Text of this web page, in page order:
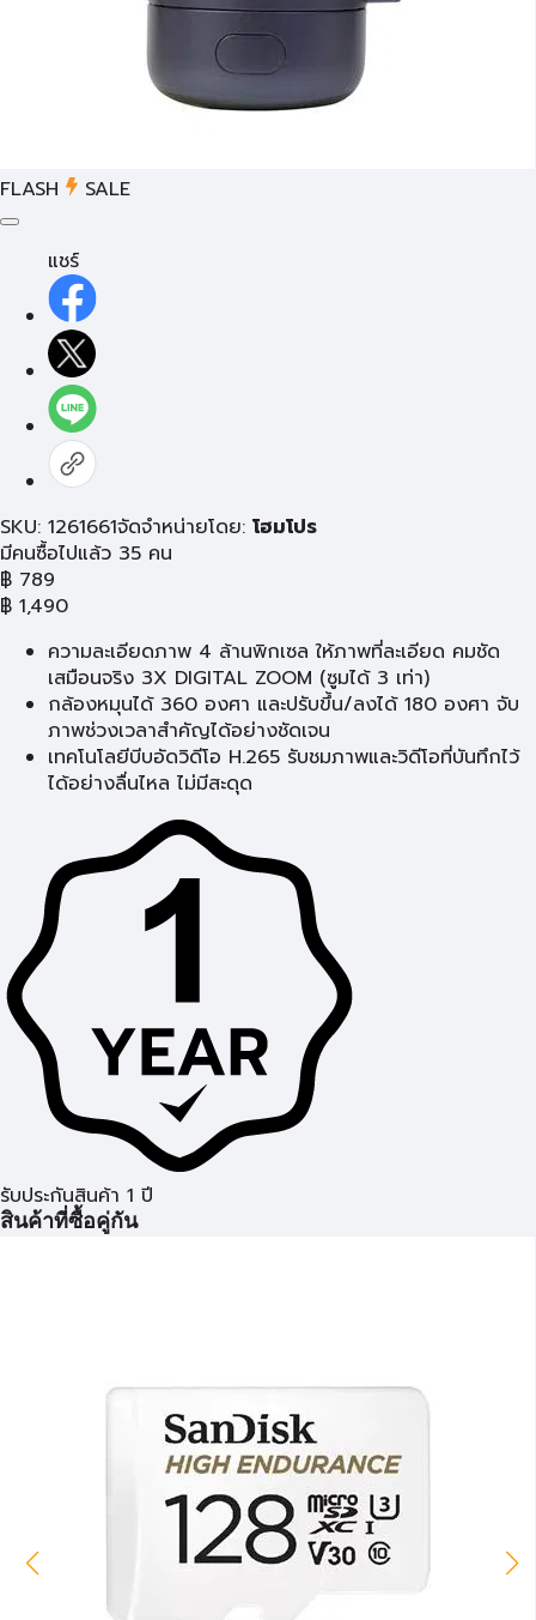
FLASH SALE
แชร์
SKU: 1261661จัดจำหน่ายโดย: โฮมโปร
มีคนซื้อไปแล้ว 35 คน
฿ 789
฿ 1,490
ความละเอียดภาพ 4 ล้านพิกเซล ให้ภาพที่ละเอียด คมชัด
เสมือนจริง 3X DIGITAL ZOOM (ซูมได้ 3 เท่า)
กล้องหมุนได้ 360 องศา และปรับขึ้น/ลงได้ 180 องศา จับ
ภาพช่วงเวลาสำคัญได้อย่างชัดเจน
เทคโนโลยีบีบอัดวิดีโอ H.265 รับชมภาพและวิดีโอที่บันทึกไว้
ได้อย่างลื่นไหล ไม่มีสะดุด
รับประกันสินค้า 1 ปี
สินค้าที่ซื้อคู่กัน